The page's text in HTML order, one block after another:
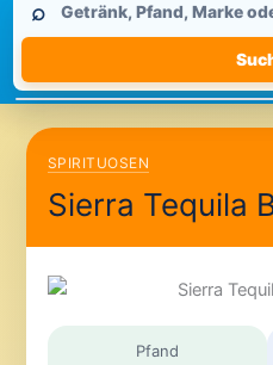
durchsuchen
⌕
SPIRITUOSEN
Sierra Tequila
Pfand